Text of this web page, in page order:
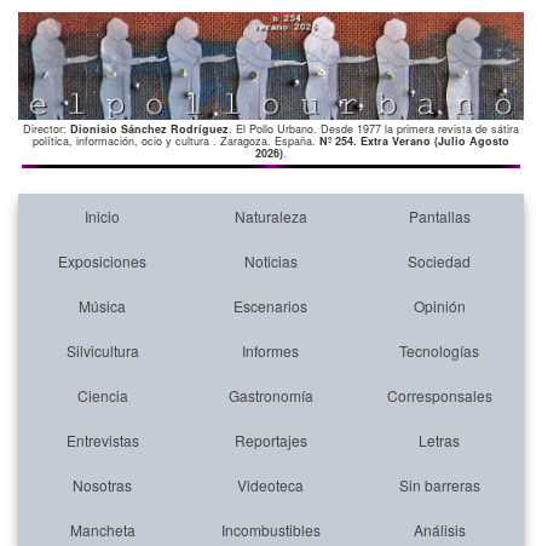
Director: Dionisio Sánchez Rodríguez. El Pollo Urbano. Desde 1977 la primera revista de sátira
política, información, ocio y cultura . Zaragoza. España. Nº 254. Extra Verano (Julio Agosto
2026).
Inicio Naturaleza Pantallas
Exposiciones Noticias Sociedad
Música Escenarios Opinión
Silvicultura Informes Tecnologías
Ciencia Gastronomía Corresponsales
Entrevistas Reportajes Letras
Nosotras Videoteca Sin barreras
Mancheta Incombustibles Análisis